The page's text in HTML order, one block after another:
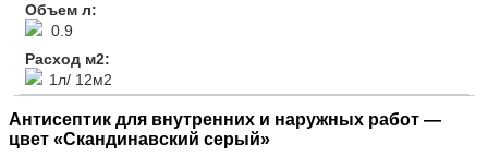
Объем л:
0.9
Расход м2:
1л/ 12м2
Антисептик для внутренних и наружных работ —
цвет «Скандинавский серый»